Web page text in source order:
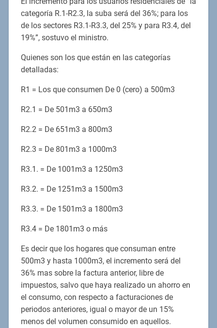
categoría R.1-R2.3, la suba será del 36%; para los
de los sectores R3.1-R3.3, del 25% y para R3.4, del
19%”, sostuvo el ministro.
Quienes son los que están en las categorías
detalladas:
R1 = Los que consumen De 0 (cero) a 500m3
R2.1 = De 501m3 a 650m3
R2.2 = De 651m3 a 800m3
R2.3 = De 801m3 a 1000m3
R3.1. = De 1001m3 a 1250m3
R3.2. = De 1251m3 a 1500m3
R3.3. = De 1501m3 a 1800m3
R3.4 = De 1801m3 o más
Es decir que los hogares que consuman entre
500m3 y hasta 1000m3, el incremento será del
36% mas sobre la factura anterior, libre de
impuestos, salvo que haya realizado un ahorro en
el consumo, con respecto a facturaciones de
periodos anteriores, igual o mayor de un 15%
menos del volumen consumido en aquellos.